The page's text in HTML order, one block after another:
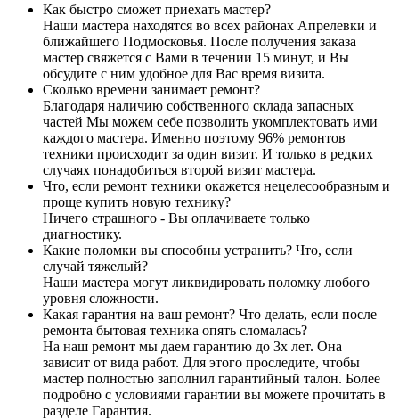
Как быстро сможет приехать мастер?
Наши мастера находятся во всех районах Апрелевки и
ближайшего Подмосковья. После получения заказа
мастер свяжется с Вами в течении 15 минут, и Вы
обсудите с ним удобное для Вас время визита.
Сколько времени занимает ремонт?
Благодаря наличию собственного склада запасных
частей Мы можем себе позволить укомплектовать ими
каждого мастера. Именно поэтому 96% ремонтов
техники происходит за один визит. И только в редких
случаях понадобиться второй визит мастера.
Что, если ремонт техники окажется нецелесообразным и
проще купить новую технику?
Ничего страшного - Вы оплачиваете только
диагностику.
Какие поломки вы способны устранить? Что, если
случай тяжелый?
Наши мастера могут ликвидировать поломку любого
уровня сложности.
Какая гарантия на ваш ремонт? Что делать, если после
ремонта бытовая техника опять сломалась?
На наш ремонт мы даем гарантию до 3х лет. Она
зависит от вида работ. Для этого проследите, чтобы
мастер полностью заполнил гарантийный талон. Более
подробно с условиями гарантии вы можете прочитать в
разделе Гарантия.